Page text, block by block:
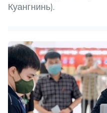
Куангнинь).